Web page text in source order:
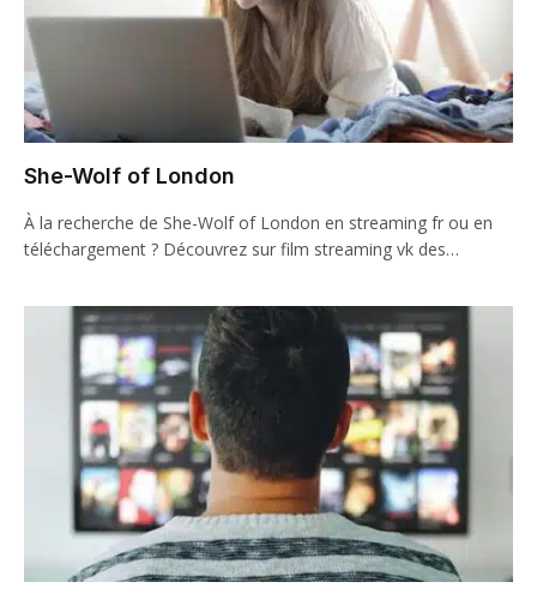
She-Wolf of London
À la recherche de She-Wolf of London en streaming fr ou en
téléchargement ? Découvrez sur film streaming vk des…